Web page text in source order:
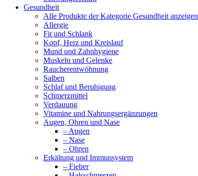
Gesundheit
Alle Produkte der Kategorie Gesundheit anzeigen
Allergie
Fit und Schlank
Kopf, Herz und Kreislauf
Mund und Zahnhygiene
Muskeln und Gelenke
Raucherentwöhnung
Salben
Schlaf und Beruhigung
Schmerzmittel
Verdauung
Vitamine und Nahrungsergänzungen
Augen, Ohren und Nase
– Augen
– Nase
– Ohren
Erkältung und Immunsystem
– Fieber